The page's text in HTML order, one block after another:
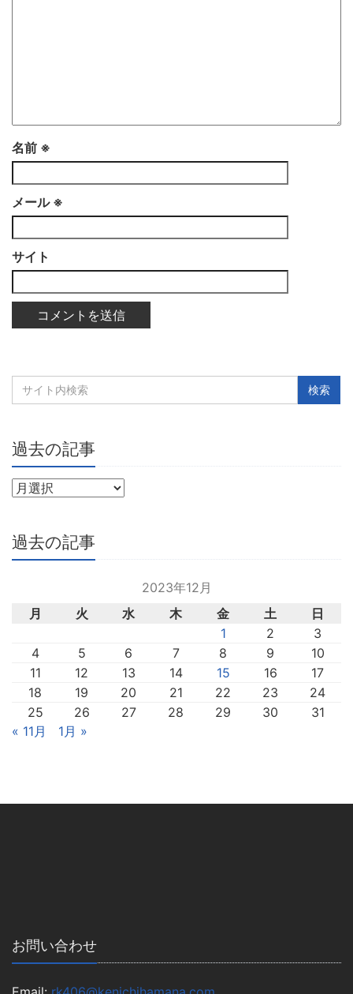
名前 ※
メール ※
サイト
過去の記事
過去の記事
2023年12月
月
火 水 木 金 土
日
1
2
3
4
5 6 7 8 9
10
11
12 13 14 15 16
17
18
19 20 21 22 23
24
25
26 27 28 29 30
31
« 11月
1月 »
お問い合わせ